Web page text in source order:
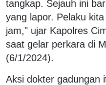
tangkap. Sejauh ini
yang lapor. Pelaku
jam," ujar Kapolres
saat gelar perkara di
(6/1/2024).
Aksi dokter gadungan